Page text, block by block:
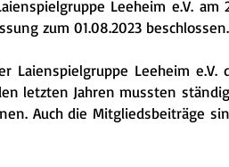
Leeheim e.V.
zum 01.08.2023 beschlossen.
Laienspielgruppe Leeheim
letzten Jahren mussten
Auch die Mitgliedsbeiträge